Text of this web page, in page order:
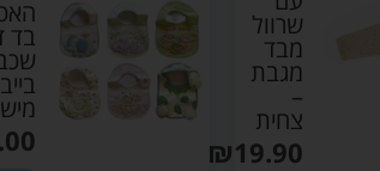
שרוול
מבד
מגבת
–
צחית
₪19.90
בד